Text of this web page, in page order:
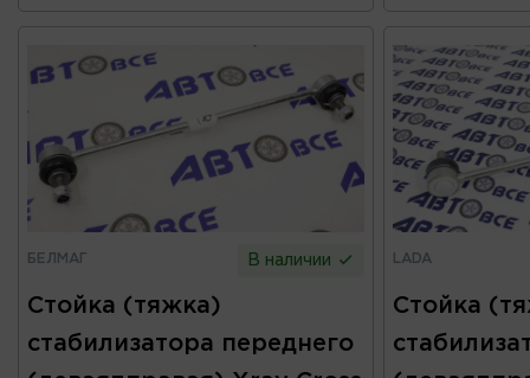
БЕЛМАГ В наличии
Стойка (тяжка)
стабилизатора переднего
LADA
Стойка